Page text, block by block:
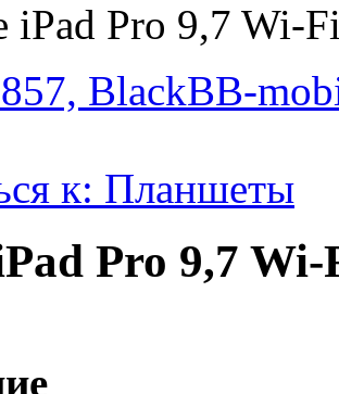
iPad Pro 9,7 Wi-
BlackBB-
к: Планшеты
Pro 9,7 Wi-